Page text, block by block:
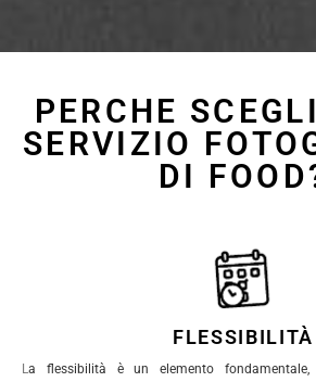
PERCHE
SERVIZIO
DI
FLESSIBILITÀ
La flessibilità è un elemento